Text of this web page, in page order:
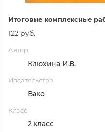
Итоговые комплексные
122 руб.
Автор
Клюхина И.В.
Издательство
Вако
Класс
2 класс